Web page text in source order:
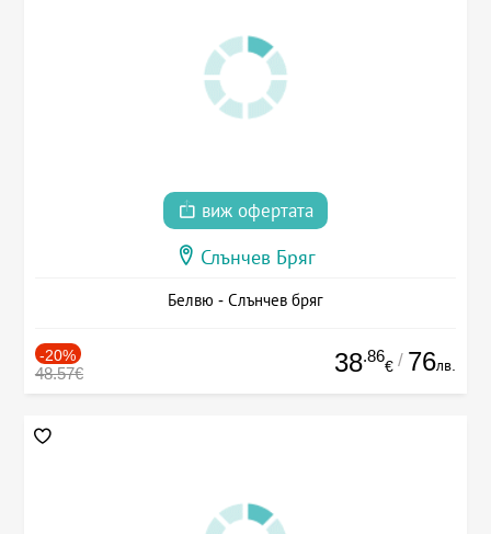
виж офертата
Слънчев Бряг
Белвю - Слънчев бряг
-20%
48.57€ 38.86
€ / 76лв.